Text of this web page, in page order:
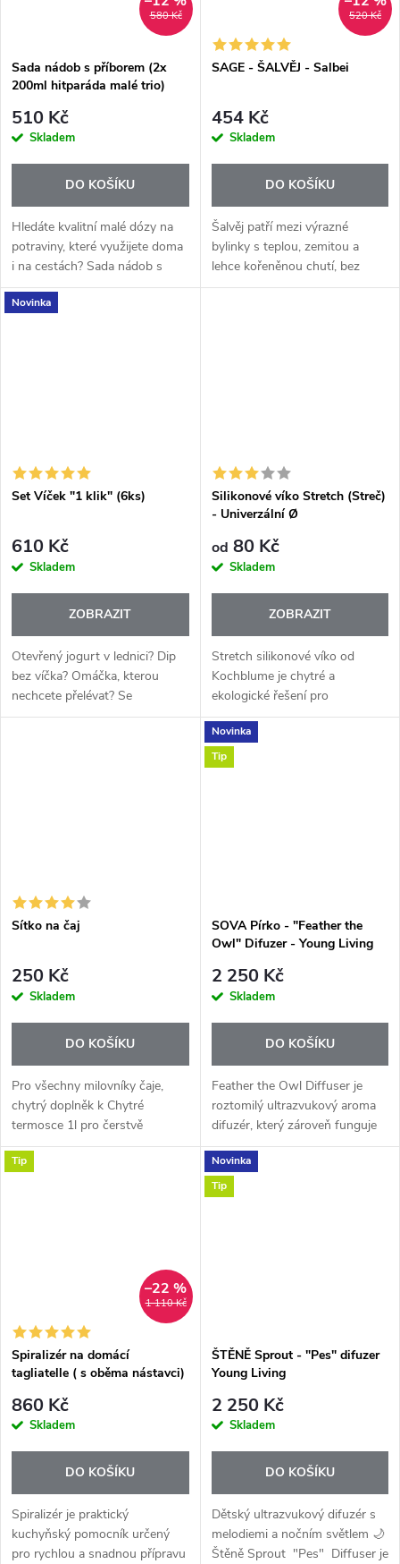
580 Kč
Sada nádob s příborem (2x
200ml hitparáda malé trio)
510 Kč
Skladem
DO KOŠÍKU
Hledáte kvalitní malé dózy na
potraviny, které využijete doma
i na cestách? Sada nádob s
příborem Hitparáda Malé Trio
obsahuje dvě praktické nádoby
520 Kč
SAGE - ŠALVĚJ - Salbei
454 Kč
Skladem
DO KOŠÍKU
Šalvěj patří mezi výrazné
bylinky s teplou, zemitou a
lehce kořeněnou chutí, bez
které si mnozí neumí představit
Novinka
Set Víček "1 klik" (6ks)
610 Kč
Skladem
ZOBRAZIT
Otevřený jogurt v lednici? Dip
bez víčka? Omáčka, kterou
nechcete přelévat? Se
silikonovými víčky 1Click
Silikonové víko Stretch (Streč)
- Univerzální Ø
od 80 Kč
Skladem
ZOBRAZIT
Stretch silikonové víko od
Kochblume je chytré a
ekologické řešení pro
každodenní skladování potravin.
Díky vysoce pružnému
potravinářskému silikonu
Sítko na čaj
250 Kč
Skladem
DO KOŠÍKU
Pro všechny milovníky čaje,
chytrý doplněk k Chytré
termosce 1l pro čerstvě
uvařený čaj.
Novinka
Tip
SOVA Pírko - "Feather the
Owl" Difuzer - Young Living
2 250 Kč
Skladem
DO KOŠÍKU
Feather the Owl Diffuser je
roztomilý ultrazvukový aroma
difuzér, který zároveň funguje
jako zvlhčovač vzduchu, noční
světlo a přehrávač uklidňujících
zvuků. Je ideální do...
Tip
1 110 Kč
–22 %
Spiralizér na domácí
tagliatelle ( s oběma nástavci)
860 Kč
Skladem
DO KOŠÍKU
Spiralizér je praktický
kuchyňský pomocník určený
pro rychlou a snadnou přípravu
Novinka
Tip
ŠTĚNĚ Sprout - "Pes" difuzer
Young Living
2 250 Kč
Skladem
DO KOŠÍKU
Dětský ultrazvukový difuzér s
melodiemi a nočním světlem 🌙
Štěně Sprout "Pes" Diffuser je